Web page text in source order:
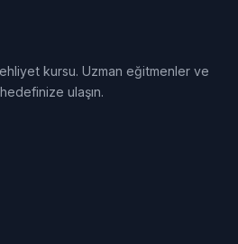
kursu. Uzman eğitmenler ve
ulaşın.